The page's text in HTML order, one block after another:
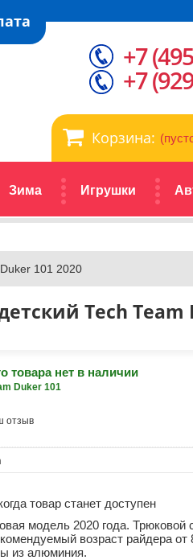
Корзина:
Зима Игрушки
+7
+7
101 2020
Tech Team
товара нет в наличии
Duker 101
отзыв
товар станет доступен
модель 2020 года. Трюковой
возраст райдера от
из алюминия.